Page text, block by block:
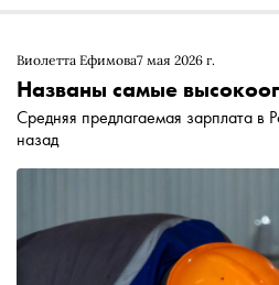
Виолетта Ефимова7 мая 2026 г.
Названы самые
Средняя предлагаемая зарплата
назад